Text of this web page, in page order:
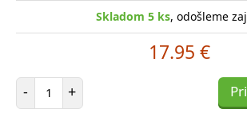
Skladom 5 ks, odošleme
17.95 €
- Počet položiek
+